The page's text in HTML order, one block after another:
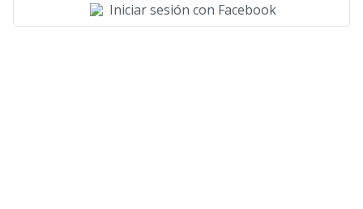
Iniciar sesión con Facebook